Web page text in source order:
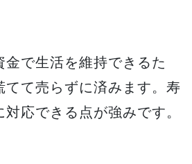
で生活を維持できるた
てて売らずに済みます。寿
応できる点が強みです。